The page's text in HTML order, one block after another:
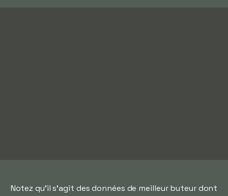
Notez qu'il s'agit des données de meilleur buteur dont